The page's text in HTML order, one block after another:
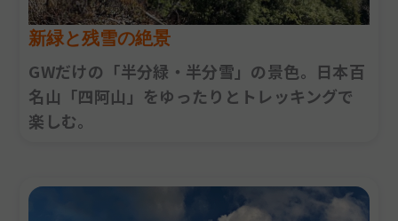
新緑と残雪の絶景
GWだけの「半分緑・半分雪」の景色。日本百
名山「四阿山」をゆったりとトレッキングで
楽しむ。